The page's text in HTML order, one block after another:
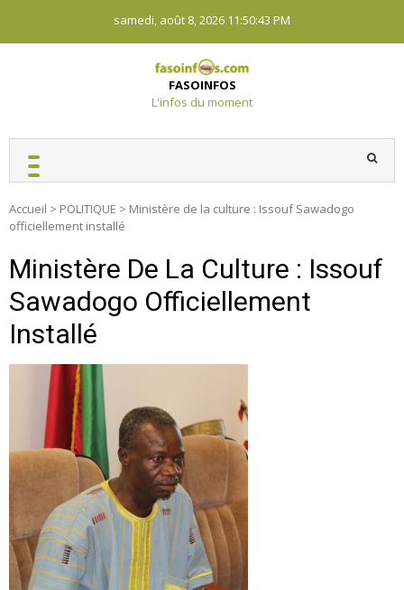
content
samedi, août 8, 2026 11:50:43 PM
FASOINFOS
L'infos du moment
Accueil > POLITIQUE > Ministère de la culture : Issouf Sawadogo
officiellement installé
Ministère De La Culture : Issouf
Sawadogo Officiellement
Installé